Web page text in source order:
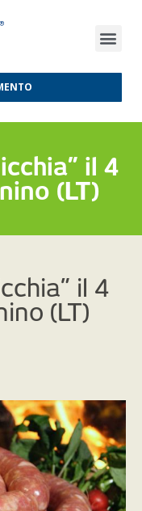
il 4
(LT)
il 4
(LT)